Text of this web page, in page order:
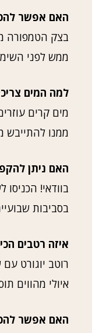
האם אפשר
בצק הטמפורה
ממש לפני
למה המים
מים קרים
ממנו להתייבש
האם ניתן
בוודאי!
בסביבות
איזה רטבים
רוטב יוגורט
איולי מהווים
האם אפשר